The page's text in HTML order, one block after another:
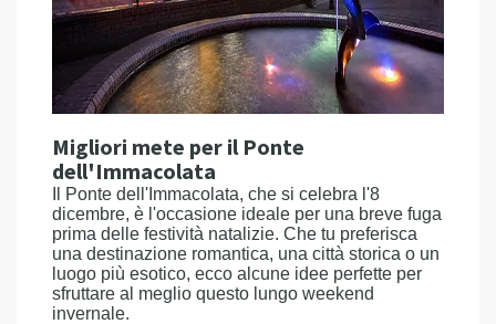
Migliori mete per il Ponte
dell'Immacolata
Il Ponte dell'Immacolata, che si celebra l'8
dicembre, è l'occasione ideale per una breve fuga
prima delle festività natalizie. Che tu preferisca
una destinazione romantica, una città storica o un
luogo più esotico, ecco alcune idee perfette per
sfruttare al meglio questo lungo weekend
invernale.